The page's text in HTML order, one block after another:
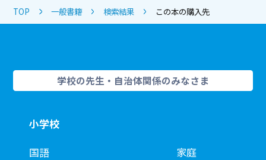
TOP 一般書籍 検索結果 この本の購入先
学校の先生・自治体関係のみなさま
小学校
国語
家庭